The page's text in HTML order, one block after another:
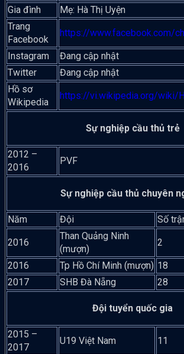
Gia đình
Mẹ: Hà Thị Uyện
Trang
Facebook
https://www.facebook.com/
Instagram
Đang cập nhật
Twitter
Đang cập nhật
Hồ sơ
Wikipedia
https://vi.wikipedia.org/wiki/
Sự nghiệp cầu thủ trẻ
2012 –
2016
PVF
Sự nghiệp cầu thủ chuyên
Năm Đội Số
2016
Than Quảng Ninh
(mượn)
2
2016 Tp Hồ Chí Minh (mượn) 18
2017
SHB Đà Nẵng 28
Đội tuyển quốc gia
2015 –
2017
U19 Việt Nam 11